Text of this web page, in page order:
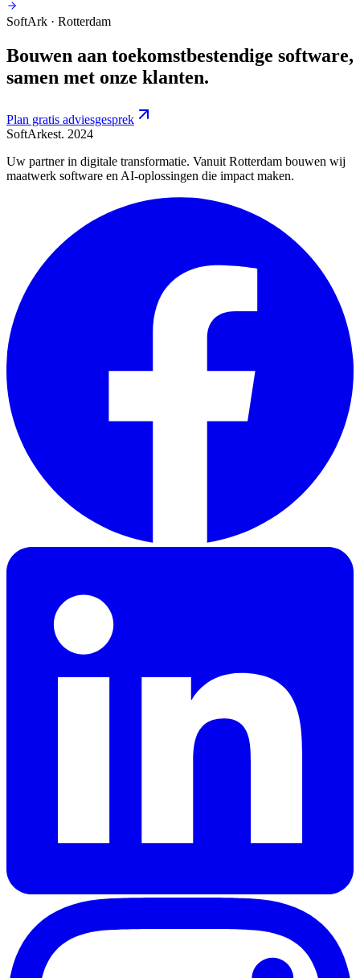
SoftArk · Rotterdam
Bouwen aan toekomstbestendige software,
samen met onze klanten.
Plan gratis adviesgesprek
SoftArkest. 2024
Uw partner in digitale transformatie. Vanuit Rotterdam bouwen wij
maatwerk software en AI-oplossingen die impact maken.